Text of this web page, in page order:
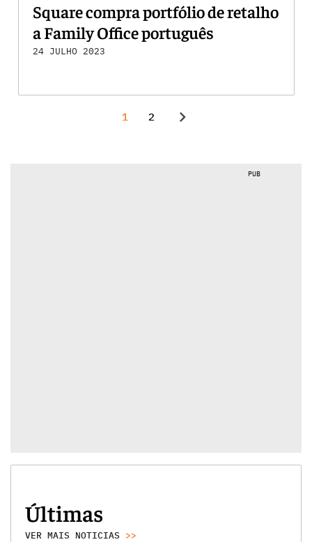
Square compra portfólio de retalho
a Family Office português
24 JULHO 2023
1 2 chevron_right
PUB
Últimas
VER MAIS NOTICIAS >>